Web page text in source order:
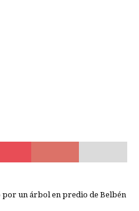
por un árbol en predio de Belbén